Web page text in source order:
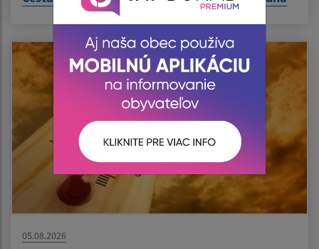
05.08.2026